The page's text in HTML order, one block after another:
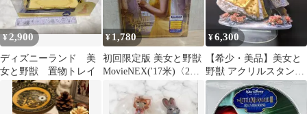
¥2,900
ディズニーランド 美
女と野獣 置物トレイ
¥ 1,780
初回限定版 美女と野獣
MovieNEX('17米)〈2枚
組〉
¥6,300
【希少・美品】美女と
野獣 アクリルスタンド
アクスタ ディズニー ベ
ル 野獣